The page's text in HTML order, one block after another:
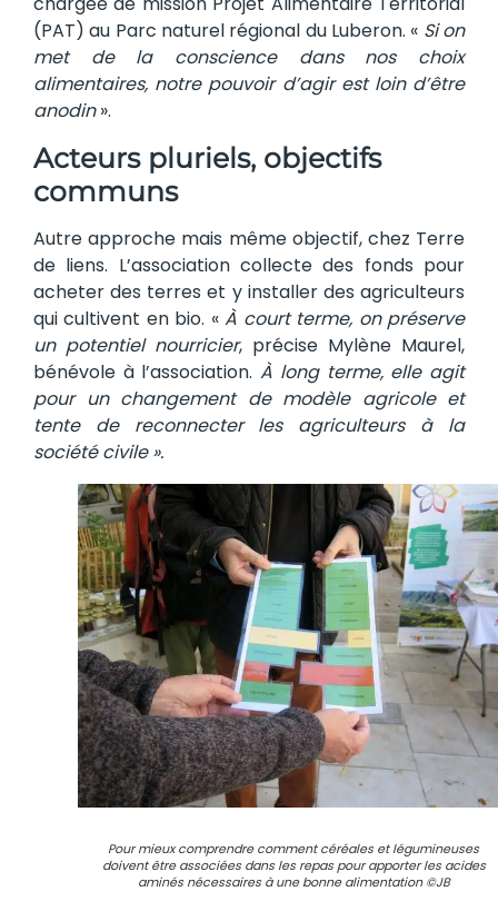
(PAT) au Parc naturel régional du Luberon. « Si on
met de la conscience dans nos choix
alimentaires, notre pouvoir d’agir est loin d’être
anodin».
Acteurs pluriels, objectifs
communs
Autre approche mais même objectif, chez Terre
de liens. L’association collecte des fonds pour
acheter des terres et y installer des agriculteurs
qui cultivent en bio. «À court terme, on préserve
un potentiel nourricier, précise Mylène Maurel,
bénévole à l’association.À long terme, elle agit
pour un changement de modèle agricole et
tente de reconnecter les agriculteurs à la
société civile ».
Pour mieux comprendre comment céréales et légumineuses
doivent être associées dans les repas pour apporter les acides
aminés nécessaires à une bonne alimentation ©JB